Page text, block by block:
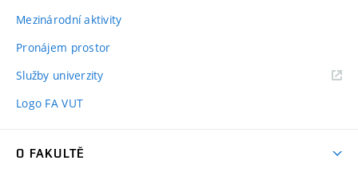
Mezinárodní aktivity
Pronájem prostor
Služby univerzity
Logo FA VUT
O FAKULTĚ